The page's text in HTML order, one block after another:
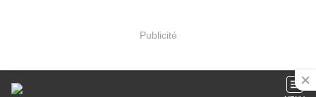
Publicité